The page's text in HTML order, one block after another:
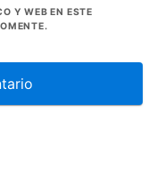
Y WEB EN ESTE